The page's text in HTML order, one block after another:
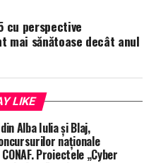
cu perspective
mai sănătoase decât anul
LIKE
Alba Iulia și Blaj,
naționale
Proiectele „Cyber